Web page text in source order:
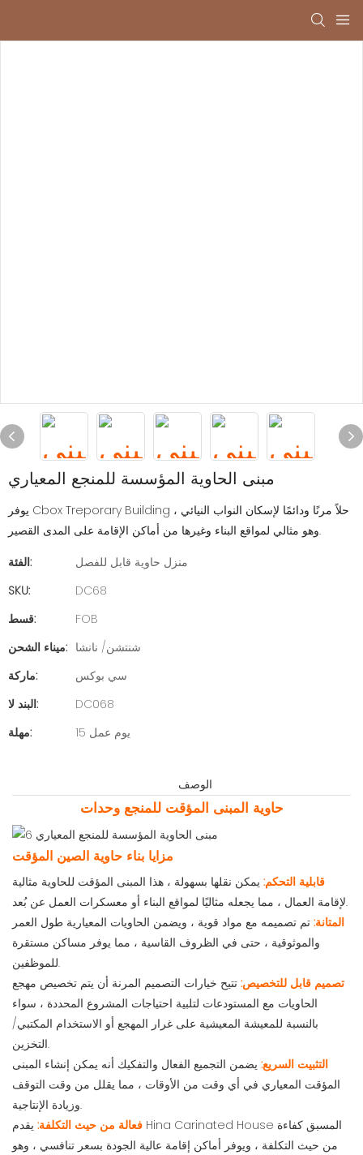
مبنى الحاوية المؤسسة للمنجع المعياري
يوفر Cbox Treporary Building حلاً مرنًا ودائمًا لإسكان النواب النيائي ،
وهو مثالي لمواقع البناء وغيرها من أماكن الإقامة على المدى القصير.
الفئة:
منزل حاوية قابل للفصل
SKU:
DC68
قسط:
FOB
ميناء الشحن: شنتشن/ نانشا
ماركة:
سي بوكس
البند لا:
DC068
مهلة:
15 يوم عمل
الوصف
حاوية المبنى المؤقت للمنجع وحدات
مزايا بناء حاوية الصين المؤقت
قابلية التحكم: يمكن نقلها بسهولة ، هذا المبنى المؤقت للحاوية مثالية
لإقامة العمال ، مما يجعله مثاليًا لمواقع البناء أو معسكرات العمل عن بُعد.
المتانة: تم تصميمه مع مواد قوية ، ويضمن الحاويات المعيارية طول العمر
والموثوقية ، حتى في الظروف القاسية ، مما يوفر مساكن مستقرة
للموظفين.
تصميم قابل للتخصيص: تتيح خيارات التصميم المرنة أن يتم تخصيص مهجع
الحاويات مع المستودعات لتلبية احتياجات المشروع المحددة ، سواء
بالنسبة للمعيشة المعيشية على غرار المهجع أو الاستخدام المكتبي/
التخزين.
التثبيت السريع: يضمن التجميع الفعال والتفكيك أنه يمكن إنشاء المبنى
المؤقت المعياري في أي وقت من الأوقات ، مما يقلل من وقت التوقف
وزيادة الإنتاجية.
فعالة من حيث التكلفة: يقدم Hina Carinated House المسبق كفاءة
من حيث التكلفة ، ويوفر أماكن إقامة عالية الجودة بسعر تنافسي ، وهو